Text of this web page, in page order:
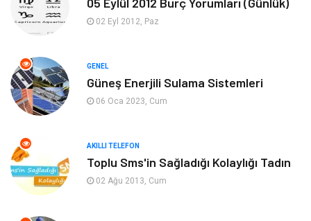
Ekonomi
Elektrik Elektronik
Tanıtıcı Reklam Alışveriş
Dekorasyon Tatil
Makine
02 Eyl 2012, Paz
GENEL
Güneş Enerjili Sulama Sistemleri
06 Oca 2023, Cum
AKILLI TELEFON
Toplu Sms'in Sağladığı Kolaylığı Tadın
02 Ağu 2013, Cum